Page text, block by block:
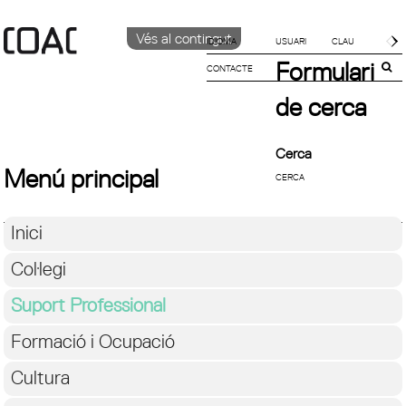
Vés al contingut
IDIOMA
CATALÀ
CONTACTE
Formulari
de cerca
Cerca
Menú principal
Inici
Col·legi
Suport Professional
Formació i Ocupació
Cultura